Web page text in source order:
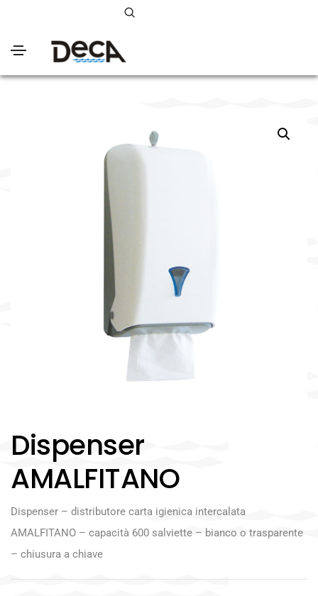
Dispenser
AMALFITANO
Dispenser – distributore carta igienica intercalata
AMALFITANO – capacità 600 salviette – bianco o trasparente
– chiusura a chiave